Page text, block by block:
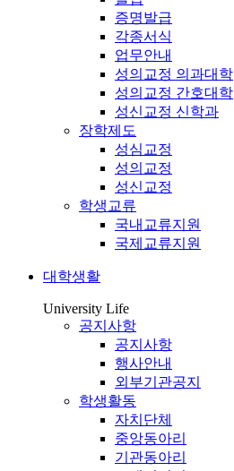
증명발급
각종서식
업무안내
성의교정 의과대학
성의교정 간호대학
성신교정 신학과
장학제도
성심교정
성의교정
성신교정
학생교류
국내교류지원
국제교류지원
대학생활
University Life
공지사항
공지사항
행사안내
외부기관공지
학생활동
자치단체
중앙동아리
기관동아리